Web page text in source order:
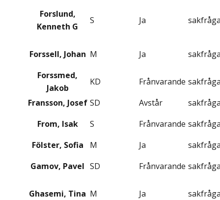
Forslund,
Kenneth G
S Ja
Forssell, Johan M Ja
Forssmed,
Jakob
KD Frånvarande
Fransson, Josef SD Avstår
From, Isak
S Frånvarande
Fölster, Sofia
M Ja
Gamov, Pavel SD Frånvarande
Ghasemi, Tina M Ja